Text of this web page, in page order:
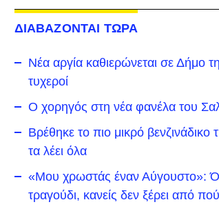
ΔΙΑΒΑΖΟΝΤΑΙ ΤΩΡΑ
Νέα αργία καθιερώνεται σε Δήμο
τυχεροί
Ο χορηγός στη νέα φανέλα του
Βρέθηκε το πιο μικρό
τα λέει όλα
«Μου χρωστάς έναν Αύγουστο»:
τραγούδι, κανείς δεν ξέρει από